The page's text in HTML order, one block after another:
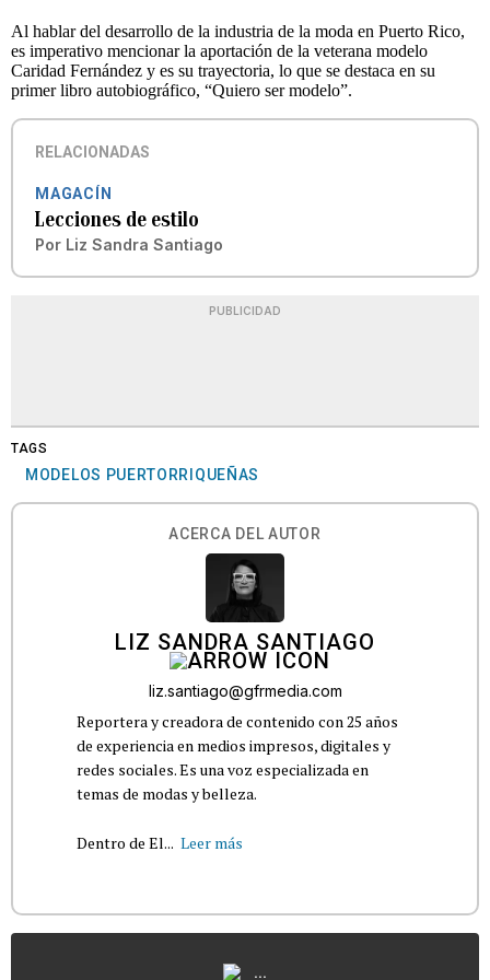
Al hablar del desarrollo de la industria de la moda en Puerto Rico,
es imperativo mencionar la aportación de la veterana modelo
Caridad Fernández y es su trayectoria, lo que se destaca en su
primer libro autobiográfico, “Quiero ser modelo”.
RELACIONADAS
MAGACÍN
Lecciones de estilo
Por Liz Sandra Santiago
PUBLICIDAD
TAGS
MODELOS PUERTORRIQUEÑAS
ACERCA DEL AUTOR
LIZ SANDRA SANTIAGO
liz.santiago@gfrmedia.com
Reportera y creadora de contenido con 25 años
de experiencia en medios impresos, digitales y
redes sociales. Es una voz especializada en
temas de modas y belleza.
Dentro de El... Leer más
...